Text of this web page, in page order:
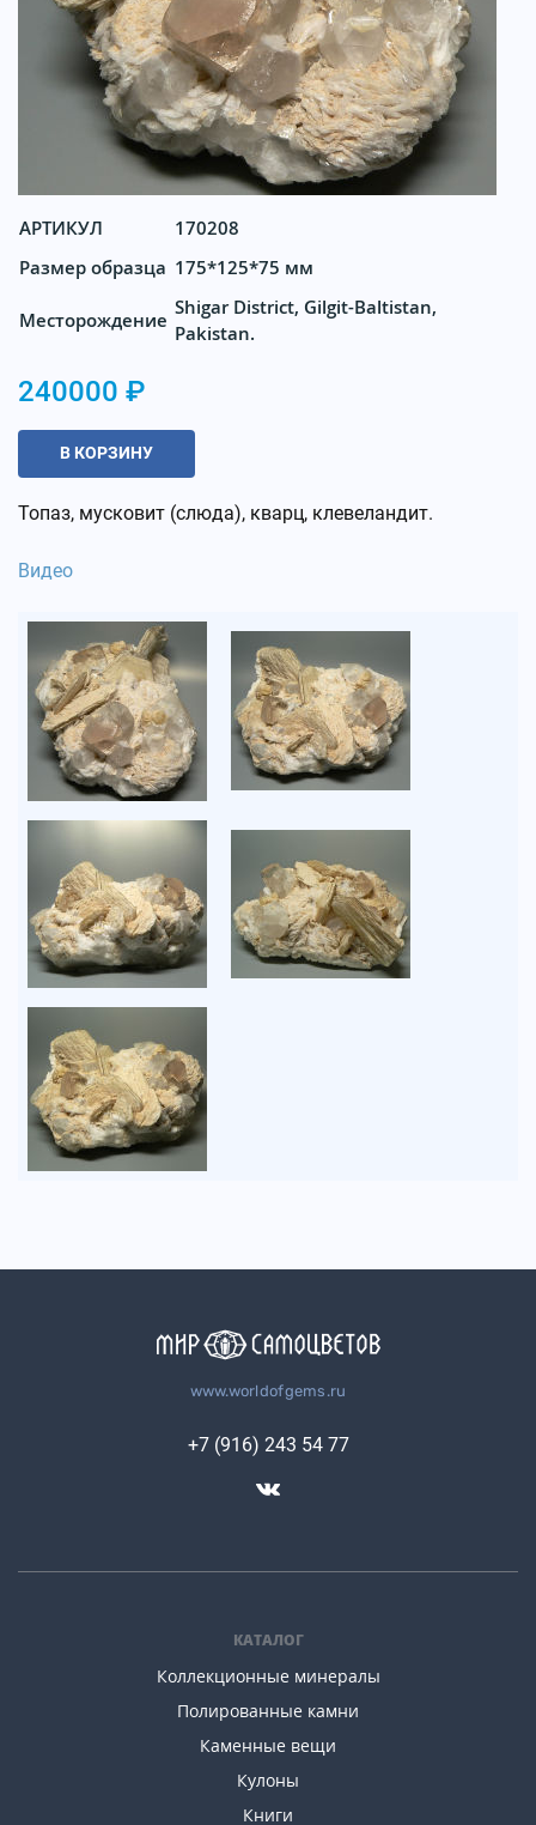
АРТИКУЛ
170208
Размер образца 175*125*75 мм
Месторождение
Shigar District, Gilgit-Baltistan,
Pakistan.
240000 ₽
В КОРЗИНУ
Топаз, мусковит (слюда), кварц, клевеландит.
Видео
www.worldofgems.ru
КАТАЛОГ
Коллекционные минералы
Полированные камни
Каменные вещи
Кулоны
Книги
+7 (916) 243 54 77